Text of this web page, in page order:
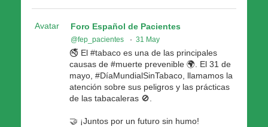
Avatar Foro Español de Pacientes
@fep_pacientes · 31 May
🚭 El #tabaco es una de las principales
causas de #muerte prevenible 🌍. El 31 de
mayo, #DíaMundialSinTabaco, llamamos la
atención sobre sus peligros y las prácticas
de las tabacaleras 🚫.
🤝 ¡Juntos por un futuro sin humo!